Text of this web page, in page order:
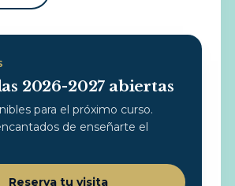
2026-2027 abiertas
para el próximo curso.
de enseñarte el
Reserva tu visita